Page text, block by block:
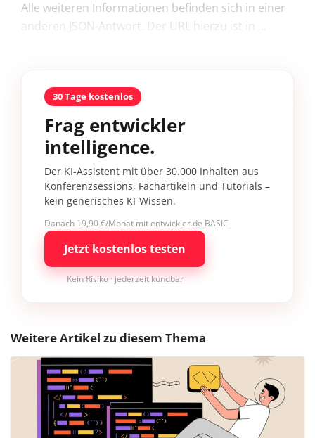
Alle weiteren Informationen befinden sich in einer
anderen JSON-Antwort. Der URL hierzu ist in ...
30 Tage kostenlos
Frag entwickler
intelligence.
Der KI-Assistent mit über 30.000 Inhalten aus
Konferenzsessions, Fachartikeln und Tutorials –
kein generisches KI-Wissen.
Danach 19,90 €/Monat mit entwickler.de BASIC
Jetzt kostenlos testen
Kein Risiko · jederzeit kündbar
Weitere Artikel zu diesem Thema